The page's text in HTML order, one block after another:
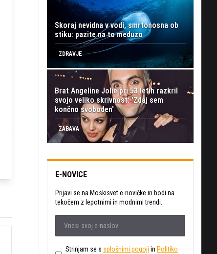
Skoraj nevidna v vodi, smrtonosna ob
stiku: pazite na to meduzo
ZDRAVJE
Brat Angeline Jolie pri 53 letih razkril
svojo veliko skrivnost: 'Zdaj sem
končno svoboden'
ZABAVA
E-NOVICE
Prijavi se na Moskisvet e-novičke in bodi na
tekočem z lepotnimi in modnimi trendi.
Strinjam se s splošnimi pogoji in Politiko